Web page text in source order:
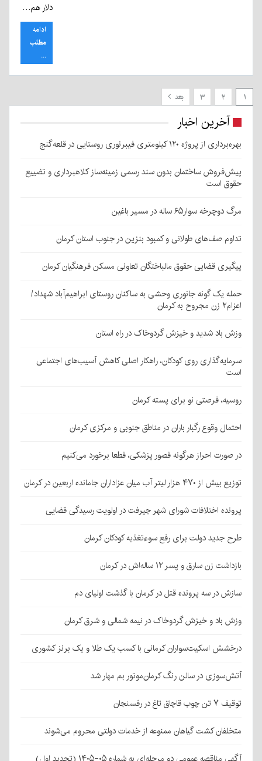
دلار هم…
ادامه
مطلب
...
۱ ۲ ۳ بعد
آخرین اخبار
بهره‌برداری از پروژه ۱۲۰ کیلومتری فیبرنوری روستایی در قلعه‌گنج
پیش‌فروش ساختمان بدون سند رسمی زمینه‌ساز کلاهبرداری و تضییع
حقوق است
مرگ دوچرخه سوار۶۵ ساله در مسیر باغین
تداوم صف‌های طولانی و کمبود بنزین در جنوب استان کرمان
پیگیری قضایی حقوق مالباختگان تعاونی مسکن فرهنگیان کرمان
حمله یک گونه جانوری وحشی به ساکنان روستای ابراهیم‌آباد شهداد/
اعزام۲ زن مجروح به کرمان
وزش باد شدید و خیزش گردوخاک در راه استان
سرمایه‌گذاری روی کودکان، راهکار اصلی کاهش آسیب‌های اجتماعی
است
روسیه، فرصتی نو برای پسته کرمان
احتمال وقوع رگبار باران در مناطق جنوبی و مرکزی کرمان
در صورت احراز هرگونه قصور پزشکی، قطعا برخورد می‌کنیم
توزیع بیش از ۴۷۰ هزار لیتر آب میان عزاداران جامانده اربعین در کرمان
پرونده اختلافات شورای شهر جیرفت در اولویت رسیدگی قضایی
طرح جدید دولت برای رفع سوءتغذیه کودکان کرمان
بازداشت زن سارق و پسر ۱۲ ساله‌اش در کرمان
سازش در سه پرونده قتل در کرمان با گذشت اولیای دم
وزش باد و خیزش گردوخاک در نیمه شمالی و شرق کرمان
درخشش اسکیت‌سواران کرمانی با کسب یک طلا و یک برنز کشوری
آتش‌سوزی در سالن رنگ کرمان‌موتور بم مهار شد
توقیف ۷ تن چوب قاچاق تاغ در رفسنجان
متخلفان کشت گیاهان ممنوعه از خدمات دولتی محروم می‌شوند